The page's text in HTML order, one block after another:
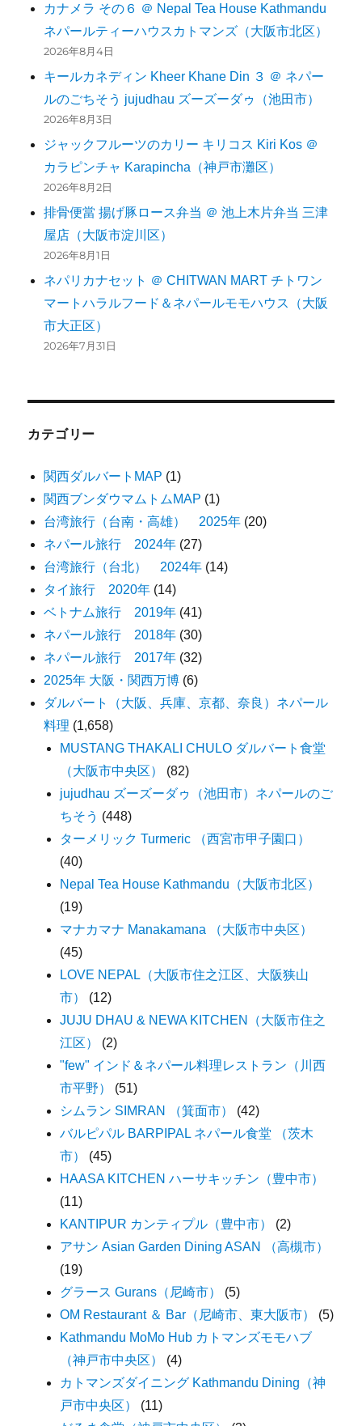
カナメラ その６ ＠ Nepal Tea House Kathmandu
ネパールティーハウスカトマンズ（大阪市北区）
2026年8月4日
キールカネディン Kheer Khane Din ３ ＠ ネパー
ルのごちそう jujudhau ズーズーダゥ（池田市）
2026年8月3日
ジャックフルーツのカリー キリコス Kiri Kos ＠
カラピンチャ Karapincha（神戸市灘区）
2026年8月2日
排骨便當 揚げ豚ロース弁当 ＠ 池上木片弁当 三津
屋店（大阪市淀川区）
2026年8月1日
ネパリカナセット ＠ CHITWAN MART チトワン
マートハラルフード＆ネパールモモハウス（大阪
市大正区）
2026年7月31日
カテゴリー
関西ダルバートMAP (1)
関西ブンダウマムトムMAP (1)
台湾旅行（台南・高雄） 2025年 (20)
ネパール旅行 2024年 (27)
台湾旅行（台北） 2024年 (14)
タイ旅行 2020年 (14)
ベトナム旅行 2019年 (41)
ネパール旅行 2018年 (30)
ネパール旅行 2017年 (32)
2025年 大阪・関西万博 (6)
ダルバート（大阪、兵庫、京都、奈良）ネパール
料理 (1,658)
MUSTANG THAKALI CHULO ダルバート食堂
（大阪市中央区）
(82)
jujudhau ズーズーダゥ（池田市）ネパールのご
ちそう (448)
ターメリック Turmeric （西宮市甲子園口）
(40)
Nepal Tea House Kathmandu（大阪市北区）
(19)
マナカマナ Manakamana （大阪市中央区）
(45)
LOVE NEPAL（大阪市住之江区、大阪狭山
市）
(12)
JUJU DHAU & NEWA KITCHEN（大阪市住之
江区）
(2)
"few" インド＆ネパール料理レストラン（川西
市平野）
(51)
シムラン SIMRAN （箕面市）
(42)
バルピパル BARPIPAL ネパール食堂 （茨木
市）
(45)
HAASA KITCHEN ハーサキッチン（豊中市）
(11)
KANTIPUR カンティプル（豊中市）
(2)
アサン Asian Garden Dining ASAN （高槻市）
(19)
グラース Gurans（尼崎市）
(5)
OM Restaurant ＆ Bar（尼崎市、東大阪市）
(5)
Kathmandu MoMo Hub カトマンズモモハブ
（神戸市中央区）
(4)
カトマンズダイニング Kathmandu Dining（神
戸市中央区）
(11)